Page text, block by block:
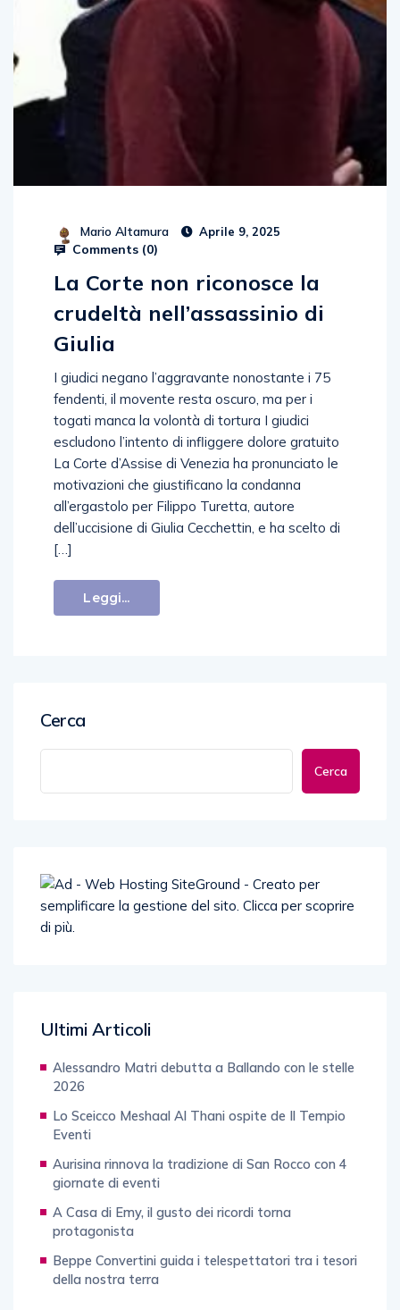
Mario Altamura Aprile 9, 2025
Comments (0)
La Corte non riconosce la
crudeltà nell’assassinio di
Giulia
I giudici negano l’aggravante nonostante i 75
fendenti, il movente resta oscuro, ma per i
togati manca la volontà di tortura I giudici
escludono l’intento di infliggere dolore gratuito
La Corte d’Assise di Venezia ha pronunciato le
motivazioni che giustificano la condanna
all’ergastolo per Filippo Turetta, autore
dell’uccisione di Giulia Cecchettin, e ha scelto di
[…]
Leggi...
Cerca
Cerca
Ultimi Articoli
Alessandro Matri debutta a Ballando con le stelle
2026
Lo Sceicco Meshaal Al Thani ospite de Il Tempio
Eventi
Aurisina rinnova la tradizione di San Rocco con 4
giornate di eventi
A Casa di Emy, il gusto dei ricordi torna
protagonista
Beppe Convertini guida i telespettatori tra i tesori
della nostra terra